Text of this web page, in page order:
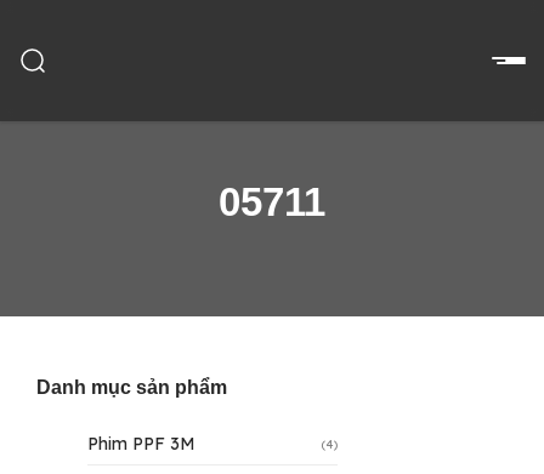
05711
Danh mục sản phẩm
Phim PPF 3M (4)